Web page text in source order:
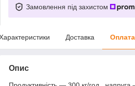
Замовлення під захистом
Доставка Оплата
Опис